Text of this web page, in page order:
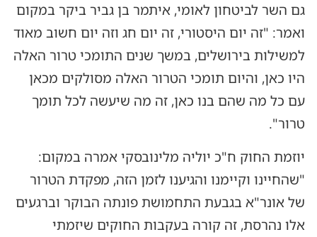
גם השר לביטחון לאומי, איתמר בן גביר ביקר במקום
ואמר: "זה יום היסטורי, זה יום חג וזה יום חשוב מאוד
למשילות בירושלים, במשך שנים התומכי טרור האלה
היו כאן, והיום תומכי הטרור האלה מסולקים מכאן
עם כל מה שהם בנו כאן, זה מה שיעשה לכל תומך
טרור".
יוזמת החוק ח"כ יוליה מלינובסקי אמרה במקום:
"שהחיינו וקיימנו והגיענו לזמן הזה, מפקדת הטרור
של אונר"א בגבעת התחמושת פונתה הבוקר וברגעים
אלו נהרסת, זה קורה בעקבות החוקים שיזמתי